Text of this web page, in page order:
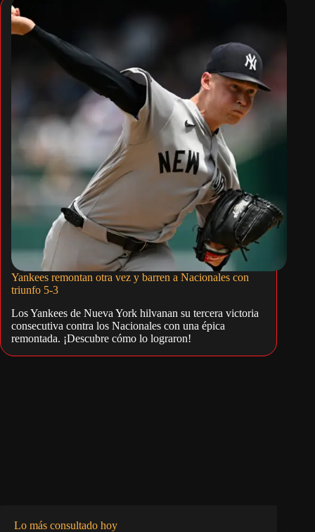
Yankees remontan otra vez y barren a Nacionales con
triunfo 5-3
Los Yankees de Nueva York hilvanan su tercera victoria
consecutiva contra los Nacionales con una épica
remontada. ¡Descubre cómo lo lograron!
Lo más consultado hoy